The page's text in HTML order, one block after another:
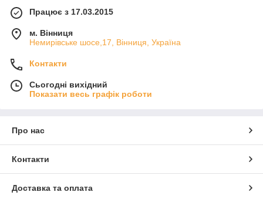
Працює з 17.03.2015
м. Вінниця
Немирівське шосе,17, Вінниця, Україна
Контакти
Сьогодні вихідний
Показати весь графік роботи
Про нас
Контакти
Доставка та оплата